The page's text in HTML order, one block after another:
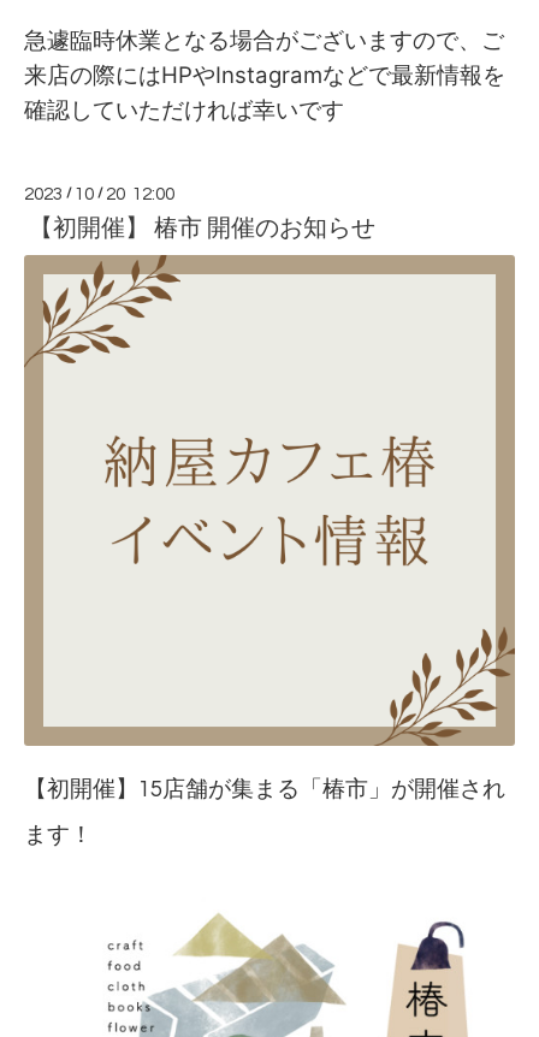
急遽臨時休業となる場合がございますので、ご
来店の際にはHPやInstagramなどで最新情報を
確認していただければ幸いです
2023 / 10 / 20 12:00
【初開催】 椿市 開催のお知らせ
【初開催】15店舗が集まる「椿市」が開催され
ます！